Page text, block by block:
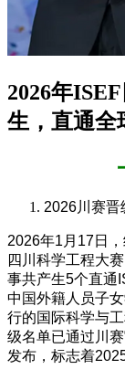
2026年
生，直通全
2026川赛晋
2026年1月17日
四川科学工程大
事共产生5个直通
中国外籍人员子
行的国际科学与
级名单已通过川
发布，标志着